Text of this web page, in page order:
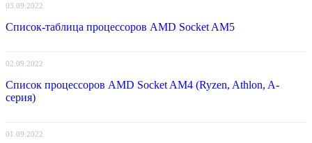
03.09.2022
Список-таблица процессоров AMD Socket AM5
02.09.2022
Список процессоров AMD Socket AM4 (Ryzen, Athlon, A-
серия)
01.09.2022